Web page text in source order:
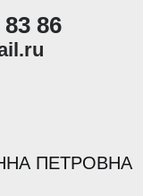
86
ПЕТРОВНА